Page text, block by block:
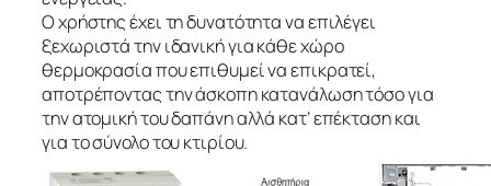
Ο χρήστης έχει τη δυνατότητα να επιλέγει
ξεχωριστά την ιδανική για κάθε χώρο
θερμοκρασία που επιθυμεί να επικρατεί,
αποτρέποντας την άσκοπη κατανάλωση τόσο για
την ατομική του δαπάνη αλλά κατ’ επέκταση και
για το σύνολο του κτιρίου.